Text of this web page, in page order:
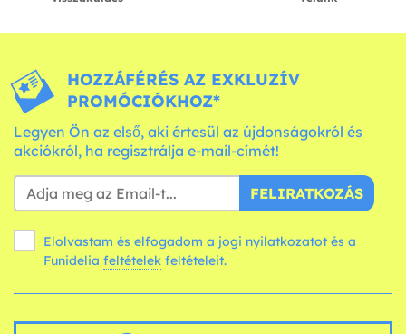
HOZZÁFÉRÉS AZ EXKLUZÍV
PROMÓCIÓKHOZ*
Legyen Ön az első, aki értesül az újdonságokról és
akciókról, ha regisztrálja e-mail-címét!
FELIRATKOZÁS
Elolvastam és elfogadom a jogi nyilatkozatot és a
Funidelia feltételek feltételeit.